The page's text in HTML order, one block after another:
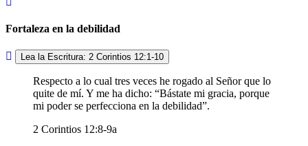
Fortaleza en la debilidad
Lea la Escritura: 2 Corintios 12:1-10
Respecto a lo cual tres veces he rogado al Señor que lo
quite de mí. Y me ha dicho: “Bástate mi gracia, porque
mi poder se perfecciona en la debilidad”.
2 Corintios 12:8-9a